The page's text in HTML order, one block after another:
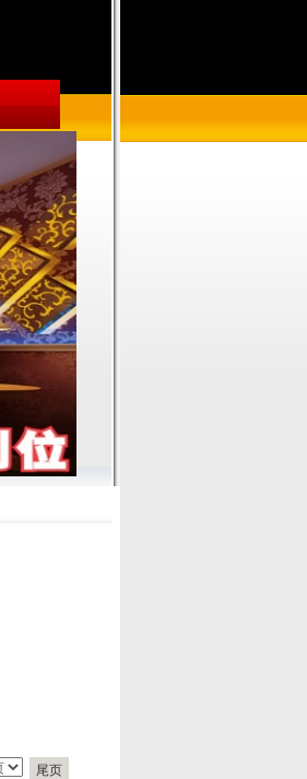
尾页